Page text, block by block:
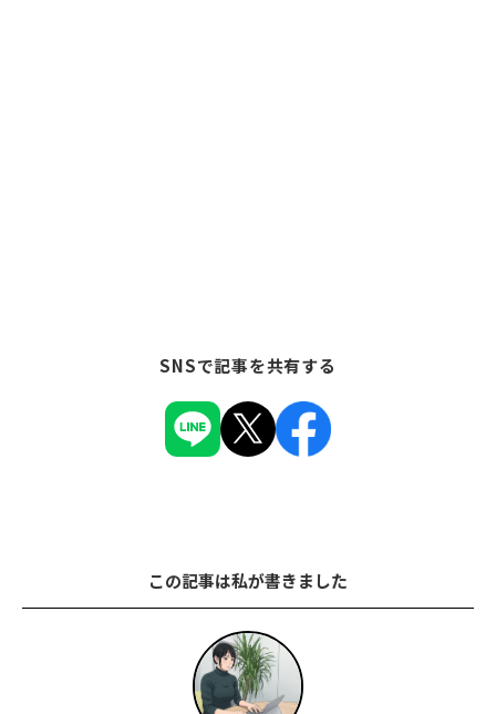
SNSで記事を共有する
この記事は私が書きました